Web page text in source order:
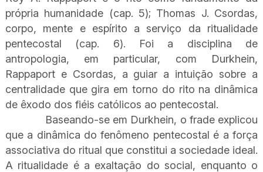
própria humanidade (cap. 5); Thomas J. Csordas,
corpo, mente e espírito a serviço da ritualidade
pentecostal (cap. 6). Foi a disciplina de
antropologia, em particular, com Durkhein,
Rappaport e Csordas, a guiar a intuição sobre a
centralidade que gira em torno do rito na dinâmica
de êxodo dos fiéis católicos ao pentecostal.
Baseando-se em Durkhein, o frade explicou
que a dinâmica do fenômeno pentecostal é a força
associativa do ritual que constitui a sociedade ideal.
A ritualidade é a exaltação do social, enquanto o